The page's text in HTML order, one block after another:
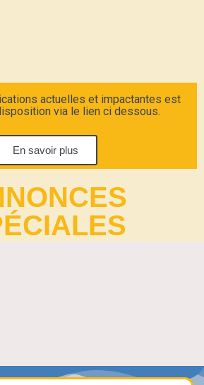
actuelles et impactantes est
via le lien ci dessous.
En savoir plus